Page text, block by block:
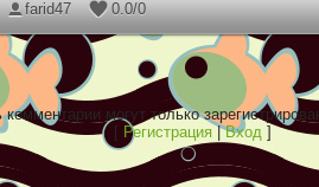
farid47 0.0/0
комментарии могут только
[ Регистрация |Вход ]